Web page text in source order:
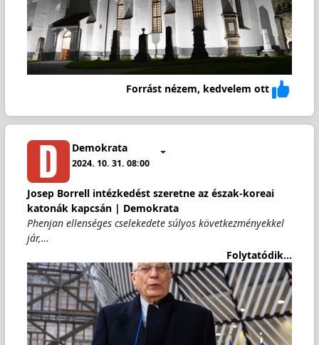
Forrást nézem, kedvelem ott
Demokrata
2024. 10. 31. 08:00
Josep Borrell intézkedést szeretne az észak-koreai
katonák kapcsán | Demokrata
Phenjan ellenséges cselekedete súlyos következményekkel
jár,…
Folytatódik...